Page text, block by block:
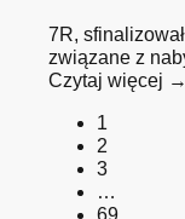
7R,
związane z
Czytaj więcej →
1
2
3
…